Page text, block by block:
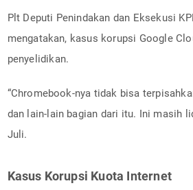
Plt Deputi Penindakan dan Eksekusi
mengatakan, kasus korupsi Google
penyelidikan.
“Chromebook-nya tidak bisa
dan lain-lain bagian dari itu. Ini masih
Juli.
Kasus Korupsi Kuota Internet